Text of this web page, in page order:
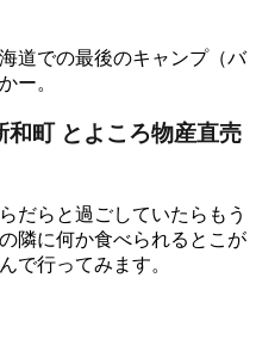
道での最後のキャンプ（バ
ー。
和町 とよころ物産直売
だらと過ごしていたらもう
隣に何か食べられるとこが
で行ってみます。